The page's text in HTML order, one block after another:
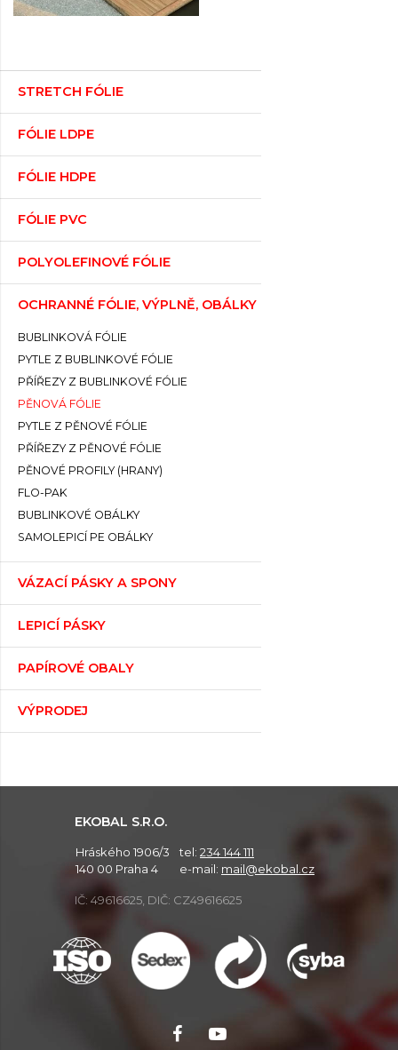
STRETCH FÓLIE
FÓLIE LDPE
FÓLIE HDPE
FÓLIE PVC
POLYOLEFINOVÉ FÓLIE
OCHRANNÉ FÓLIE, VÝPLNĚ, OBÁLKY
BUBLINKOVÁ FÓLIE
PYTLE Z BUBLINKOVÉ FÓLIE
PŘÍŘEZY Z BUBLINKOVÉ FÓLIE
PĚNOVÁ FÓLIE
PYTLE Z PĚNOVÉ FÓLIE
PŘÍŘEZY Z PĚNOVÉ FÓLIE
PĚNOVÉ PROFILY (HRANY)
FLO-PAK
BUBLINKOVÉ OBÁLKY
SAMOLEPICÍ PE OBÁLKY
VÁZACÍ PÁSKY A SPONY
LEPICÍ PÁSKY
PAPÍROVÉ OBALY
VÝPRODEJ
EKOBAL S.R.O.
Hráského 1906/3
140 00 Praha 4
tel: 234 144 111
e-mail: mail@ekobal.cz
IČ: 49616625, DIČ: CZ49616625